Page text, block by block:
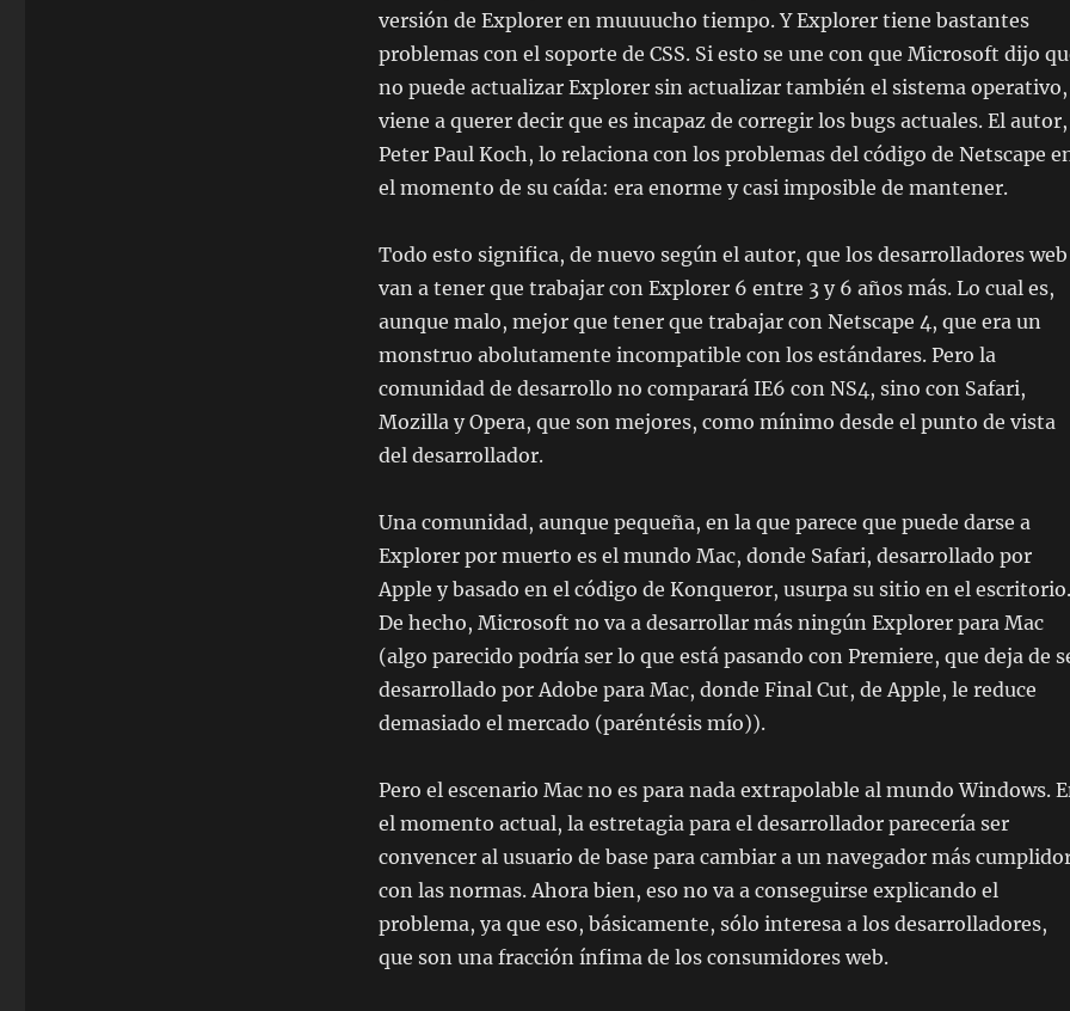
versión de Explorer en muuuucho tiempo. Y Explorer tiene bastantes
problemas con el soporte de CSS. Si esto se une con que Microsoft dijo
no puede actualizar Explorer sin actualizar también el sistema operativo,
viene a querer decir que es incapaz de corregir los bugs actuales. El autor,
Peter Paul Koch, lo relaciona con los problemas del código de Netscape
el momento de su caída: era enorme y casi imposible de mantener.
Todo esto significa, de nuevo según el autor, que los desarrolladores web
van a tener que trabajar con Explorer 6 entre 3 y 6 años más. Lo cual es,
aunque malo, mejor que tener que trabajar con Netscape 4, que era un
monstruo abolutamente incompatible con los estándares. Pero la
comunidad de desarrollo no comparará IE6 con NS4, sino con Safari,
Mozilla y Opera, que son mejores, como mínimo desde el punto de vista
del desarrollador.
Una comunidad, aunque pequeña, en la que parece que puede darse a
Explorer por muerto es el mundo Mac, donde Safari, desarrollado por
Apple y basado en el código de Konqueror, usurpa su sitio en el escritorio.
De hecho, Microsoft no va a desarrollar más ningún Explorer para Mac
(algo parecido podría ser lo que está pasando con Premiere, que deja de
desarrollado por Adobe para Mac, donde Final Cut, de Apple, le reduce
demasiado el mercado (paréntésis mío)).
Pero el escenario Mac no es para nada extrapolable al mundo Windows.
el momento actual, la estretagia para el desarrollador parecería ser
convencer al usuario de base para cambiar a un navegador más
con las normas. Ahora bien, eso no va a conseguirse explicando el
problema, ya que eso, básicamente, sólo interesa a los desarrolladores,
que son una fracción ínfima de los consumidores web.